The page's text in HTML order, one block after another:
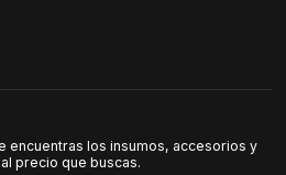
encuentras los insumos, accesorios y
precio que buscas.